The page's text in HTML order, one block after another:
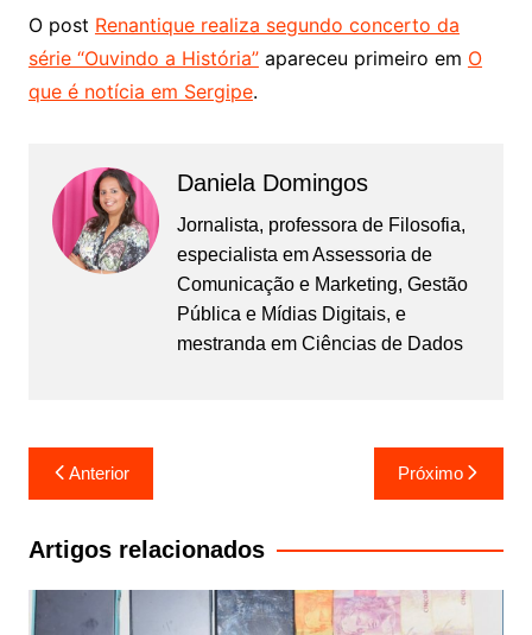
O post Renantique realiza segundo concerto da
série “Ouvindo a História”apareceu primeiro em O
que é notícia em Sergipe.
Daniela Domingos
Jornalista, professora de Filosofia,
especialista em Assessoria de
Comunicação e Marketing, Gestão
Pública e Mídias Digitais, e
mestranda em Ciências de Dados
Navegação
de
Post
Anterior Próximo
Artigos relacionados